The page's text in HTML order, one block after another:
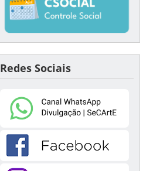
Redes Sociais